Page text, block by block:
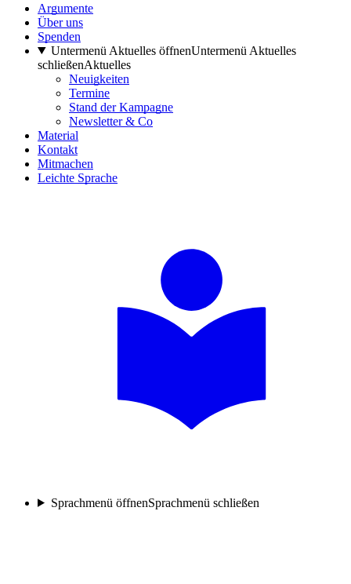
Argumente
Über uns
Spenden
Untermenü Aktuelles öffnenUntermenü Aktuelles
schließenAktuelles
Neuigkeiten
Termine
Stand der Kampagne
Newsletter & Co
Material
Kontakt
Mitmachen
Leichte Sprache
Sprachmenü öffnenSprachmenü schließen